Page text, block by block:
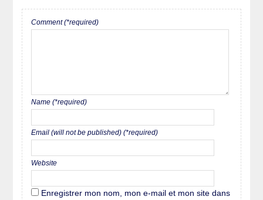
Comment (*required)
Name (*required)
Email (will not be published) (*required)
Website
Enregistrer mon nom, mon e-mail et mon site dans